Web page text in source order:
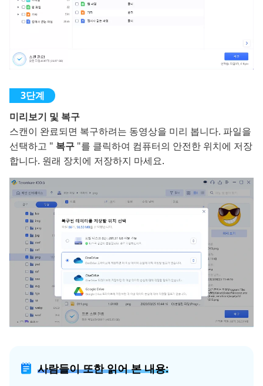
미리보기 및 복구
스캔이 완료되면 복구하려는 동영상을 미리 봅니다. 파일을
선택하고 " 복구 "를 클릭하여 컴퓨터의 안전한 위치에 저장
합니다. 원래 장치에 저장하지 마세요.
사람들이 또한 읽어 본 내용: